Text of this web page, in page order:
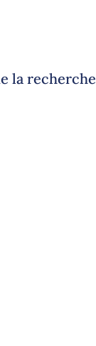
la recherche